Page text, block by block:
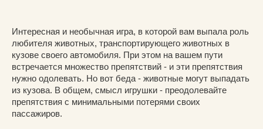
Интересная и необычная игра, в которой вам выпала роль
любителя животных, транспортирующего животных в
кузове своего автомобиля. При этом на вашем пути
встречается множество препятствий - и эти препятствия
нужно одолевать. Но вот беда - животные могут выпадать
из кузова. В общем, смысл игрушки - преодолевайте
препятствия с минимальными потерями своих
пассажиров.